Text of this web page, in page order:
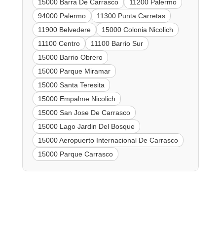
15000 Barra De Carrasco
11200 Palermo
94000 Palermo
11300 Punta Carretas
11900 Belvedere
15000 Colonia Nicolich
11100 Centro
11100 Barrio Sur
15000 Barrio Obrero
15000 Parque Miramar
15000 Santa Teresita
15000 Empalme Nicolich
15000 San Jose De Carrasco
15000 Lago Jardin Del Bosque
15000 Aeropuerto Internacional De Carrasco
15000 Parque Carrasco